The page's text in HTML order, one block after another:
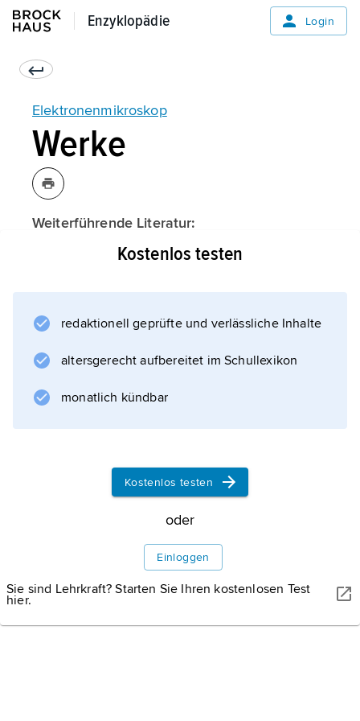
Enzyklopädie
Enzyklopädie Login
Elektronenmikroskop
Werke
Weiterführende Literatur:
Kostenlos testen
redaktionell geprüfte und verlässliche Inhalte
altersgerecht aufbereitet im Schullexikon
monatlich kündbar
Kostenlos testen
oder
Einloggen
Sie sind Lehrkraft? Starten Sie Ihren kostenlosen Test
hier.